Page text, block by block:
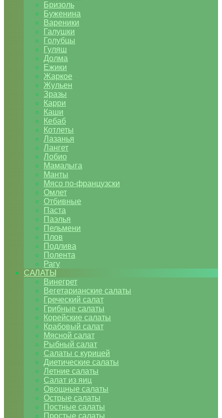
Бризоль
Буженина
Вареники
Галушки
Голубцы
Гуляш
Долма
Ежики
Жаркое
Жульен
Зразы
Карри
Каши
Кебаб
Котлеты
Лазанья
Лангет
Лобио
Мамалыга
Манты
Мясо по-французски
Омлет
Отбивные
Паста
Паэлья
Пельмени
Плов
Подлива
Полента
Рагу
САЛАТЫ
Винегрет
Вегетарианские салаты
Греческий салат
Грибные салаты
Корейские салаты
Крабовый салат
Мясной салат
Рыбный салат
Салаты с курицей
Диетические салаты
Летние салаты
Салат из яиц
Овощные салаты
Острые салаты
Постные салаты
Простые салаты